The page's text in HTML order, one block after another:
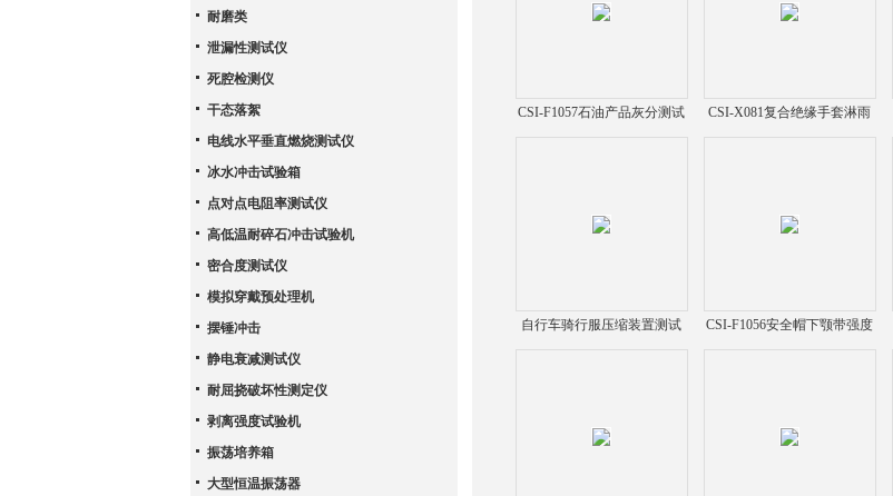
CSI-F1057石油产品灰分测试
CSI-X081复合绝缘手套淋雨
自行车骑行服压缩装置测试
CSI-F1056安全帽下颚带强度
耐磨类
泄漏性测试仪
死腔检测仪
干态落絮
电线水平垂直燃烧测试仪
冰水冲击试验箱
点对点电阻率测试仪
高低温耐碎石冲击试验机
密合度测试仪
模拟穿戴预处理机
摆锤冲击
静电衰减测试仪
耐屈挠破坏性测定仪
剥离强度试验机
振荡培养箱
大型恒温振荡器